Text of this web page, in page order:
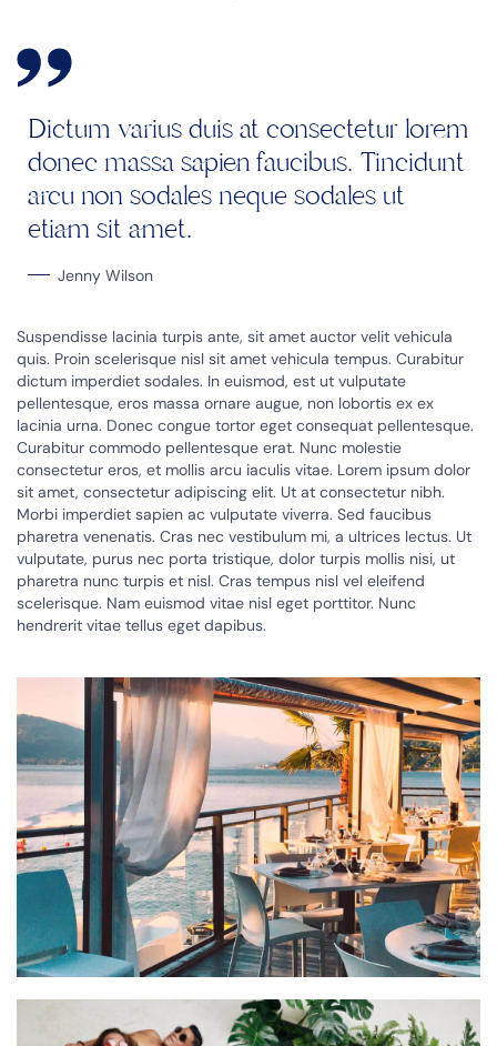
Dictum varius duis at consectetur lorem
donec massa sapien faucibus. Tincidunt
arcu non sodales neque sodales ut
etiam sit amet.
Jenny Wilson
Suspendisse lacinia turpis ante, sit amet auctor velit vehicula
quis. Proin scelerisque nisl sit amet vehicula tempus. Curabitur
dictum imperdiet sodales. In euismod, est ut vulputate
pellentesque, eros massa ornare augue, non lobortis ex ex
lacinia urna. Donec congue tortor eget consequat pellentesque.
Curabitur commodo pellentesque erat. Nunc molestie
consectetur eros, et mollis arcu iaculis vitae. Lorem ipsum dolor
sit amet, consectetur adipiscing elit. Ut at consectetur nibh.
Morbi imperdiet sapien ac vulputate viverra. Sed faucibus
pharetra venenatis. Cras nec vestibulum mi, a ultrices lectus. Ut
vulputate, purus nec porta tristique, dolor turpis mollis nisi, ut
pharetra nunc turpis et nisl. Cras tempus nisl vel eleifend
scelerisque. Nam euismod vitae nisl eget porttitor. Nunc
hendrerit vitae tellus eget dapibus.